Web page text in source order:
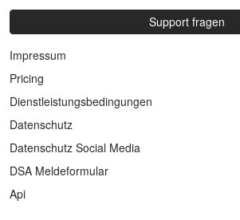
Support fragen
Impressum
Pricing
Dienstleistungsbedingungen
Datenschutz
Datenschutz Social Media
DSA Meldeformular
Api